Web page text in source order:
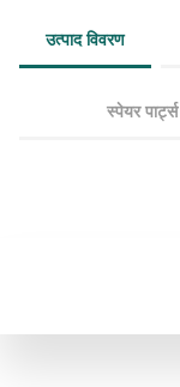
उत्पाद विवरण
स्पेयर पार्ट्स